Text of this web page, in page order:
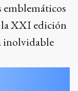
emblemáticos
la XXI edición
inolvidable